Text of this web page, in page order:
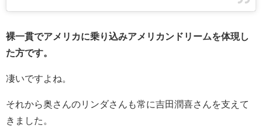
裸一貫でアメリカに乗り込みアメリカンドリームを体現し
た方です。
凄いですよね。
それから奥さんのリンダさんも常に吉田潤喜さんを支えて
きました。